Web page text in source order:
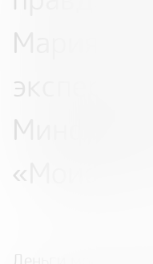
Мария
эксперт
Минфина